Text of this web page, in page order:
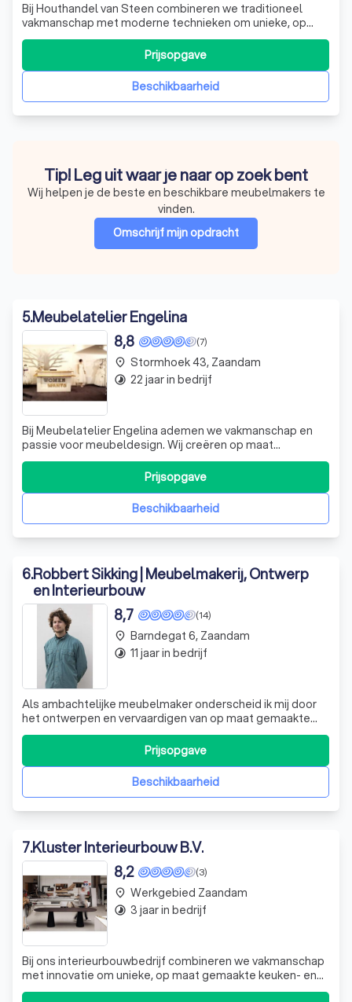
Bij Houthandel van Steen combineren we traditioneel
vakmanschap met moderne technieken om unieke, op
maat gemaakte meubelstukken te creëren die generaties
lang meegaan. Ons team van gepassioneerde
ambachtslieden werkt met een liefde voor hout en een
oog voor detail. We gebruiken alleen de beste mate
Beschikbaarheid
Prijsopgave
Tip! Leg uit waar je naar op zoek bent
Wij helpen je de beste en beschikbare meubelmakers te
vinden.
Omschrijf mijn opdracht
5.Meubelatelier Engelina
(7)
8,8
Bij Meubelatelier Engelina ademen we vakmanschap en
passie voor meubeldesign. Wij creëren op maat
gemaakte meubelstukken die perfect aansluiten bij uw
persoonlijke stijl en interieurwensen. Elk stuk is een
toonbeeld van kwaliteit en esthetiek. Neem contact op
voor een vrijblijvende offerte en laat o
Beschikbaarheid
Prijsopgave
place Stormhoek 43, Zaandam
timelapse 22 jaar in bedrijf
6.Robbert Sikking | Meubelmakerij, Ontwerp
en Interieurbouw
(14)
8,7
Als ambachtelijke meubelmaker onderscheid ik mij door
het ontwerpen en vervaardigen van op maat gemaakte
meubelstukken die niet alleen functioneel zijn, maar ook
een persoonlijke touch hebben. Mijn specialisatie strekt
zich uit van het creëren van unieke LP vinyl kasten en
stijlvolle dressoirs tot hBeschikbaarheid
Prijsopgave
place Barndegat 6, Zaandam
timelapse 11 jaar in bedrijf
7.Kluster Interieurbouw B.V.
(3)
8,2
Bij ons interieurbouwbedrijf combineren we vakmanschap
met innovatie om unieke, op maat gemaakte keuken- en
interieuroplossingen te creëren die perfect aansluiten bij
place Werkgebied Zaandam
timelapse 3 jaar in bedrijf